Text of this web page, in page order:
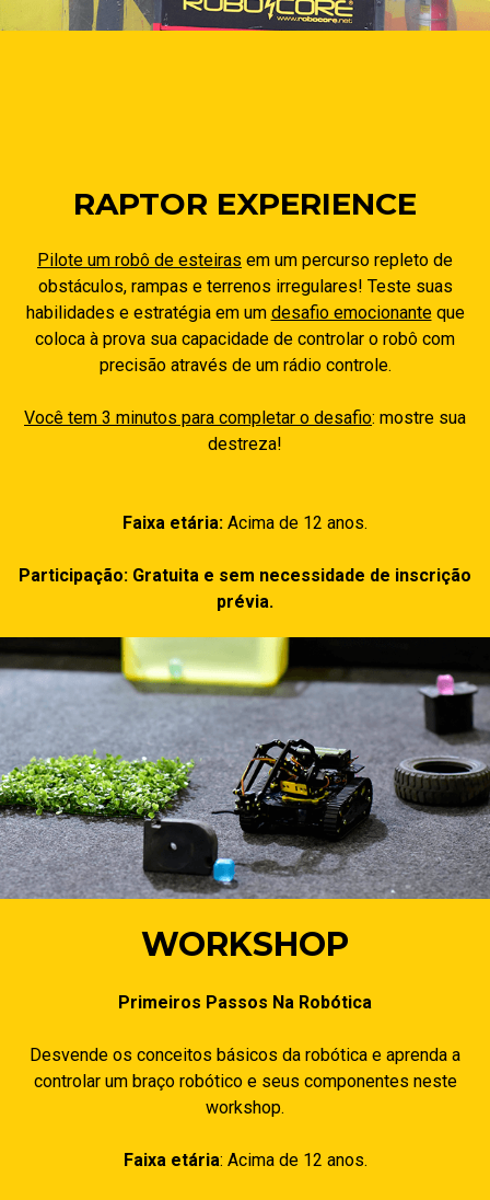
RAPTOR EXPERIENCE
Pilote um robô de esteiras em um percurso repleto de
obstáculos, rampas e terrenos irregulares! Teste suas
habilidades e estratégia em um desafio emocionanteque
coloca à prova sua capacidade de controlar o robô com
precisão através de um rádio controle.
Você tem 3 minutos para completar o desafio: mostre sua
destreza!
Faixa etária: Acima de 12 anos.
Participação: Gratuita e sem necessidade de inscrição
prévia.
WORKSHOP
Primeiros Passos Na Robótica
Desvende os conceitos básicos da robótica e aprenda a
controlar um braço robótico e seus componentes neste
workshop.
Faixa etária: Acima de 12 anos.